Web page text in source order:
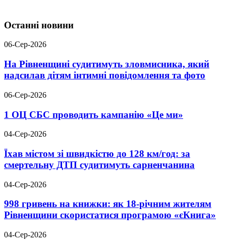
Останні новини
06-Сер-2026
На Рівненщині судитимуть зловмисника, який
надсилав дітям інтимні повідомлення та фото
06-Сер-2026
1 ОЦ СБС проводить кампанію «Це ми»
04-Сер-2026
Їхав містом зі швидкістю до 128 км/год: за
смертельну ДТП судитимуть сарненчанина
04-Сер-2026
998 гривень на книжки: як 18-річним жителям
Рівненщини скористатися програмою «єКнига»
04-Сер-2026